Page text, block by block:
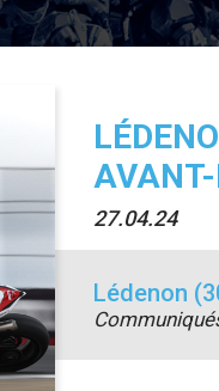
27.04.24
Lédenon